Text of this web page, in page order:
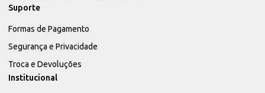
Suporte
Formas de Pagamento
Segurança e Privacidade
Troca e Devoluções
Institucional